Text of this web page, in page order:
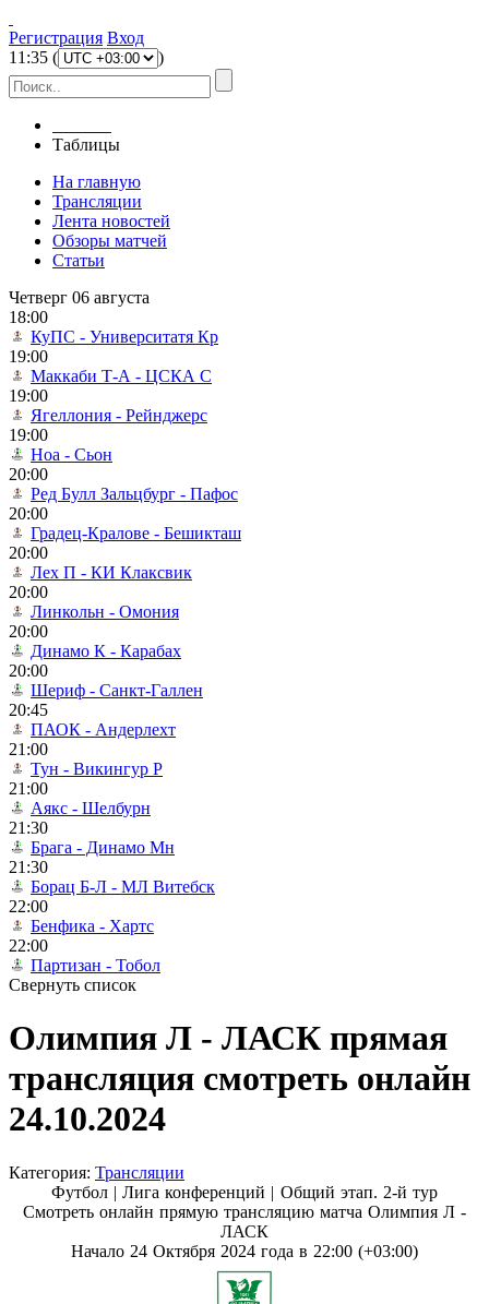
Регистрация Вход
11 :35 ( )
Таблицы
На главную
Трансляции
Лента новостей
Обзоры матчей
Статьи
Четверг 06 августа
18:00
КуПС - Университатя Кр
19:00
Маккаби Т-А - ЦСКА С
19:00
Ягеллония - Рейнджерс
19:00
Ноа - Сьон
20:00
Ред Булл Зальцбург - Пафос
20:00
Градец-Кралове - Бешикташ
20:00
Лех П - КИ Клаксвик
20:00
Линкольн - Омония
20:00
Динамо К - Карабах
20:00
Шериф - Санкт-Галлен
20:45
ПАОК - Андерлехт
21:00
Тун - Викингур Р
21:00
Аякс - Шелбурн
21:30
Брага - Динамо Мн
21:30
Борац Б-Л - МЛ Витебск
22:00
Бенфика - Хартс
22:00
Партизан - Тобол
Свернуть список
Олимпия Л - ЛАСК прямая
трансляция смотреть онлайн
24.10.2024
Категория: Трансляции
Футбол | Лига конференций | Общий этап. 2-й тур
Смотреть онлайн прямую трансляцию матча Олимпия Л -
ЛАСК
Начало 24 Октября 2024 года в 22:00 (+03:00)